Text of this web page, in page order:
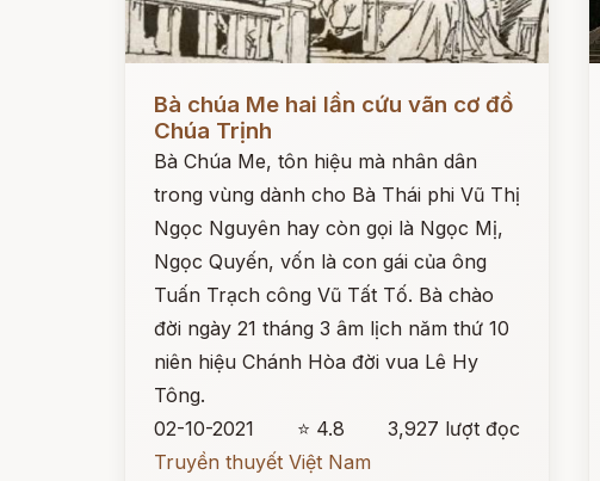
Bà chúa Me hai lần cứu vãn cơ đồ
Chúa Trịnh
Bà Chúa Me, tôn hiệu mà nhân dân
trong vùng dành cho Bà Thái phi Vũ Thị
Ngọc Nguyên hay còn gọi là Ngọc Mị,
Ngọc Quyến, vốn là con gái của ông
Tuấn Trạch công Vũ Tất Tố. Bà chào
đời ngày 21 tháng 3 âm lịch năm thứ 10
niên hiệu Chánh Hòa đời vua Lê Hy
Tông.
02-10-2021
⭐ 4.8
3,927 lượt đọc
Truyền thuyết Việt Nam